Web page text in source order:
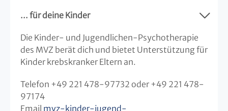
... für deine Kinder
Die Kinder- und Jugendlichen-Psychotherapie
des MVZ berät dich und bietet Unterstützung für
Kinder krebskranker Eltern an.
Telefon +49 221 478-97732 oder +49 221 478-
97174
Email mvz-kinder-jugend-